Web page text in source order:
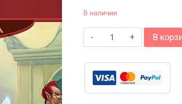
В наличии
Количество
Шепчущие
никелевые
В